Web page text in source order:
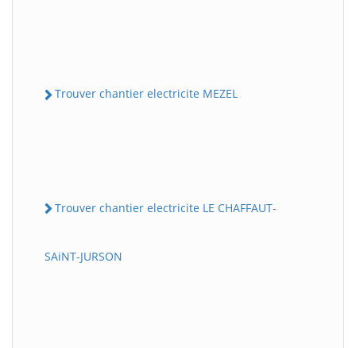
Trouver chantier electricite MEZEL
Trouver chantier electricite LE CHAFFAUT-
SAiNT-JURSON